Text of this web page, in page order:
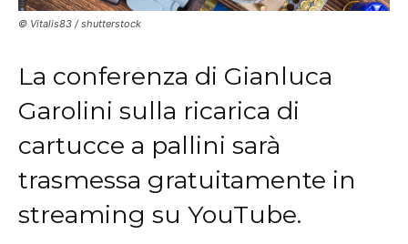
© Vitalis83 / shutterstock
La conferenza di Gianluca
Garolini sulla ricarica di
cartucce a pallini sarà
trasmessa gratuitamente in
streaming su YouTube.